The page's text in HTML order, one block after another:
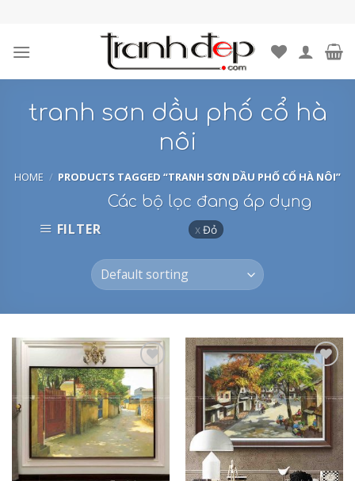
content
tranh sơn dầu phố cổ hà
nôi
HOME / PRODUCTS TAGGED “TRANH SƠN DẦU PHỐ CỔ HÀ NÔI”
FILTER
Các bộ lọc đang áp dụng
Đỏ
Wishlist
Add to
Wishlist